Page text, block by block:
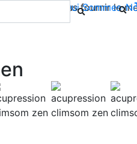
panier et vous fournir le
Qui Sommes-